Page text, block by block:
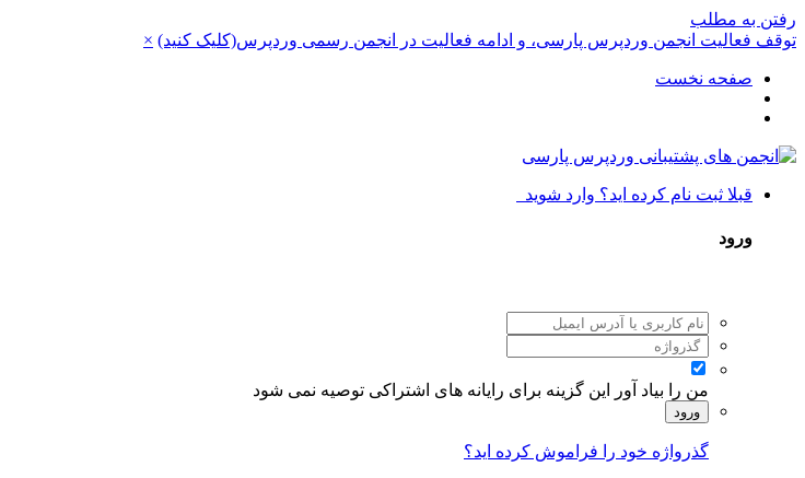
رفتن به مطلب
توقف فعالیت انجمن وردپرس پارسی، و ادامه فعالیت در انجمن رسمی وردپرس(کلیک کنید) ×
صفحه نخست
قبلا ثبت نام کرده اید؟ وارد شوید
ورود
من را بیاد آور این گزینه برای رایانه های اشتراکی توصیه نمی شود
ورود
گذرواژه خود را فراموش کرده اید؟